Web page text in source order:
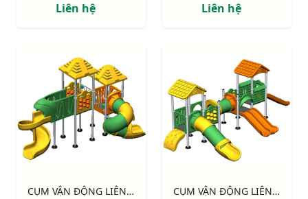
Liên hệ Liên hệ
CỤM VẬN ĐỘNG LIÊN HOÀN LLDPE NIK143090MM CỤM VẬN ĐỘNG LIÊN HOÀN LLDPE NIK155120NN